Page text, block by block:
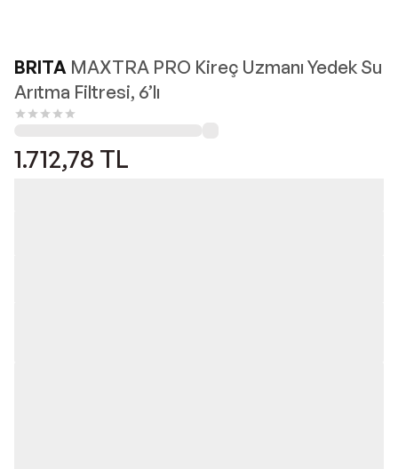
BRITA MAXTRA PRO Kireç Uzmanı Yedek Su
Arıtma Filtresi, 6’lı
1.712,78 TL